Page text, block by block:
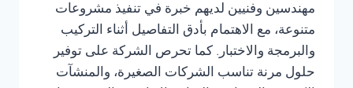
مهندسين وفنيين لديهم خبرة في تنفيذ مشروعات
متنوعة، مع الاهتمام بأدق التفاصيل أثناء التركيب
والبرمجة والاختبار. كما تحرص الشركة على توفير
حلول مرنة تناسب الشركات الصغيرة، والمنشآت